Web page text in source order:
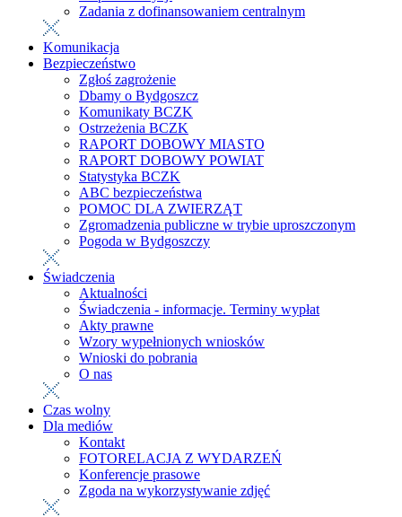
Zadania z dofinansowaniem centralnym
Komunikacja
Bezpieczeństwo
Zgłoś zagrożenie
Dbamy o Bydgoszcz
Komunikaty BCZK
Ostrzeżenia BCZK
RAPORT DOBOWY MIASTO
RAPORT DOBOWY POWIAT
Statystyka BCZK
ABC bezpieczeństwa
POMOC DLA ZWIERZĄT
Zgromadzenia publiczne w trybie uproszczonym
Pogoda w Bydgoszczy
Świadczenia
Aktualności
Świadczenia - informacje. Terminy wypłat
Akty prawne
Wzory wypełnionych wniosków
Wnioski do pobrania
O nas
Czas wolny
Dla mediów
Kontakt
FOTORELACJA Z WYDARZEŃ
Konferencje prasowe
Zgoda na wykorzystywanie zdjęć